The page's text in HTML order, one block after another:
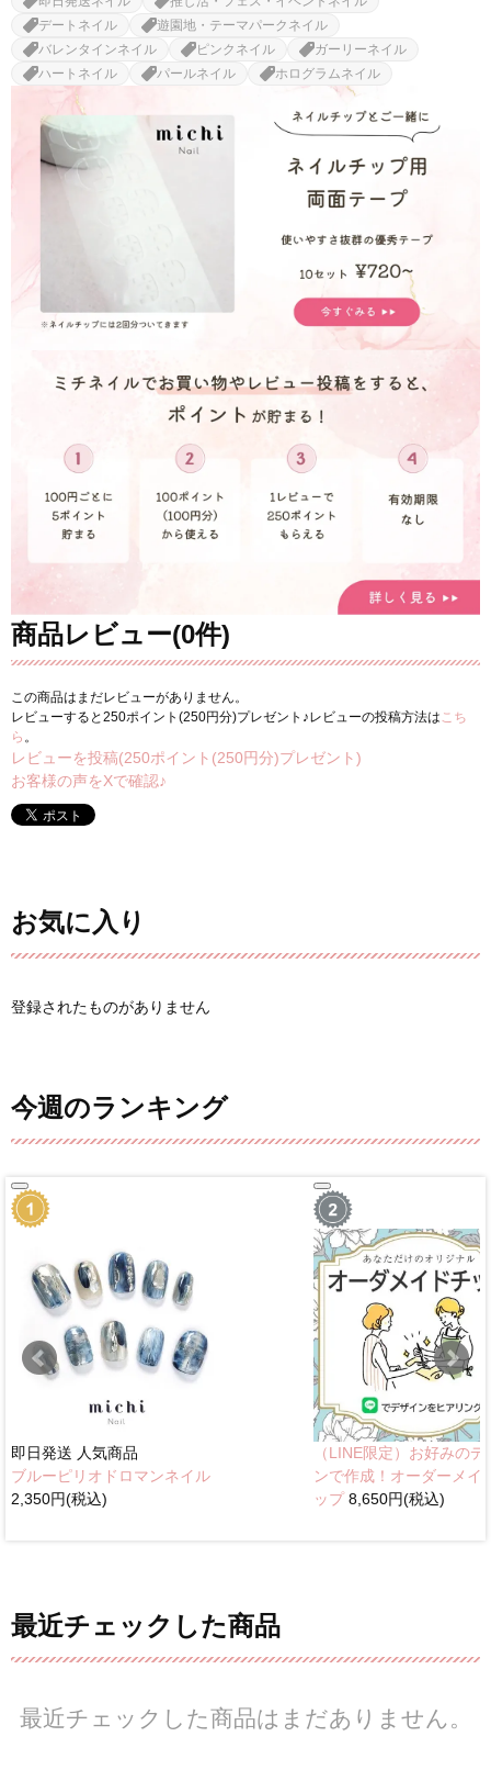
デートネイル
遊園地・テーマパークネイル
バレンタインネイル
ピンクネイル
ガーリーネイル
ハートネイル
パールネイル ホログラムネイル
商品レビュー(0件)
この商品はまだレビューがありません。
レビューすると250ポイント(250円分)プレゼント♪レビューの投稿方法は こち
ら 。
レビューを投稿(250ポイント(250円分)プレゼント)
お客様の声をXで確認♪
お気に入り
登録されたものがありません
今週のランキング
即日発送 人気商品
ブルーピリオドロマンネイル
2,350円(税込)
（LINE限定）お好みのデ
ンで作成！オーダーメイ
ップ8,650円(税込)
最近チェックした商品
最近チェックした商品はまだありません。